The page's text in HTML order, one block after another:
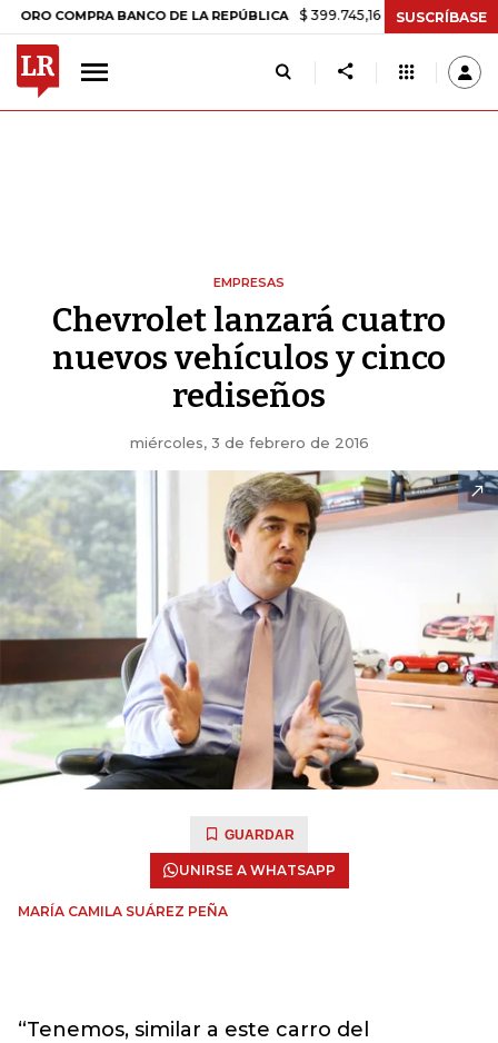
BANCO DE LA REPÚBLICA $ 399.745,16 +$ 2.295,71 +0,58%
SUSCRÍBASE
EMPRESAS
Chevrolet lanzará cuatro
nuevos vehículos y cinco
rediseños
miércoles, 3 de febrero de 2016
GUARDAR
UNIRSE A WHATSAPP
MARÍA CAMILA SUÁREZ PEÑA
“Tenemos, similar a este carro del